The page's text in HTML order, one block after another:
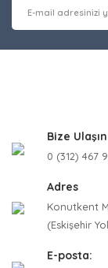
Bize
0 (312) 467
Adres
Konutkent
(Eskişehir
E-posta: